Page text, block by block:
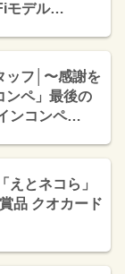
モデル
ッフ│〜感謝を
ンペ」最後の
ンコンペ
えとネコら」
品 クオカード